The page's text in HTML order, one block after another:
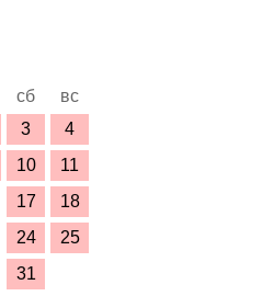
сб
вс
3
4
10
11
17
18
24
25
31